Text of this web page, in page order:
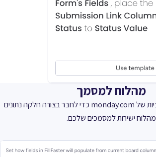
מהלוח למסמך
נצלו את בונה האוטומציות של monday.com כדי לחבר בצורה חלקה נתונים
מהלוח ישירות למסמכים שלכם.